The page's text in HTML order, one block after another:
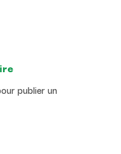
publier un